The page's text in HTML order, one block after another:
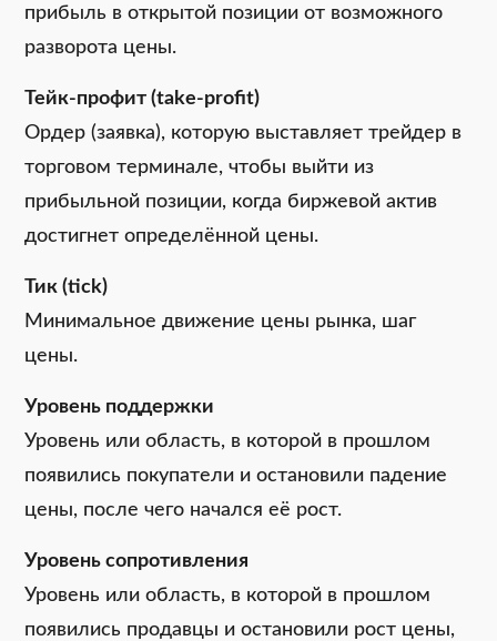
прибыль в открытой позиции от возможного
разворота цены.
Тейк-профит (take-profit)
Ордер (заявка), которую выставляет трейдер в
торговом терминале, чтобы выйти из
прибыльной позиции, когда биржевой актив
достигнет определённой цены.
Тик (tick)
Минимальное движение цены рынка, шаг
цены.
Уровень поддержки
Уровень или область, в которой в прошлом
появились покупатели и остановили падение
цены, после чего начался её рост.
Уровень сопротивления
Уровень или область, в которой в прошлом
появились продавцы и остановили рост цены,